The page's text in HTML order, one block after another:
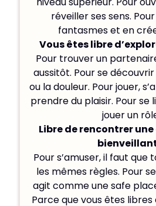
réveiller ses sens.
fantasmes et en
Vous êtes libre
Pour trouver un
aussitôt. Pour se
ou la douleur. Pour jouer,
prendre du plaisir. Pour se
jouer un
Libre de rencontrer
Pour s’amuser, il faut que
les mêmes règles. Pour
agit comme une safe
Parce que vous êtes